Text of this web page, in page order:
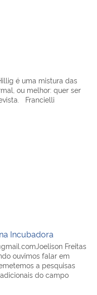
é uma mistura das
ou melhor: quer ser
Francielli
Incubadora
Freitas
ouvimos falar em
a pesquisas
do campo